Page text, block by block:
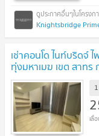
Knightsbridge
เช่าคอนโด ไนท์บริดจ์
ทุ่งมหาเมฆ เขต สาทร
@connexproperty ต